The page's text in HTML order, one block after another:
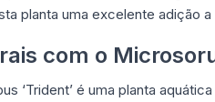
planta uma excelente adição a
com o
‘Trident’ é uma planta